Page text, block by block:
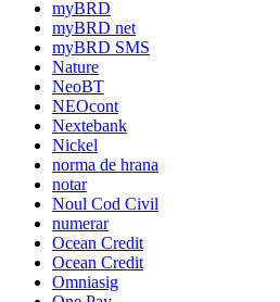
myBRD
myBRD net
myBRD SMS
Nature
NeoBT
NEOcont
Nextebank
Nickel
norma de hrana
notar
Noul Cod Civil
numerar
Ocean Credit
Ocean Credit
Omniasig